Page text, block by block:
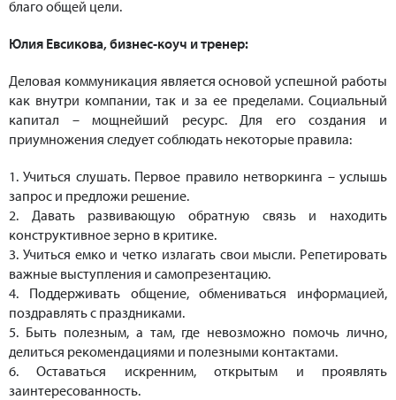
благо общей цели.
Юлия Евсикова, бизнес-коуч и тренер:
Деловая коммуникация является основой успешной работы
как внутри компании, так и за ее пределами. Социальный
капитал – мощнейший ресурс. Для его создания и
приумножения следует соблюдать некоторые правила:
1. Учиться слушать. Первое правило нетворкинга – услышь
запрос и предложи решение.
2. Давать развивающую обратную связь и находить
конструктивное зерно в критике.
3. Учиться емко и четко излагать свои мысли. Репетировать
важные выступления и самопрезентацию.
4. Поддерживать общение, обмениваться информацией,
поздравлять с праздниками.
5. Быть полезным, а там, где невозможно помочь лично,
делиться рекомендациями и полезными контактами.
6. Оставаться искренним, открытым и проявлять
заинтересованность.